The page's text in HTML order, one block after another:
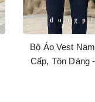
Bộ Áo Vest
Cấp, Tôn Dáng